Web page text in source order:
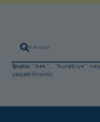
İpucu:“kek”, “kurabiye”
yapabilirsiniz.